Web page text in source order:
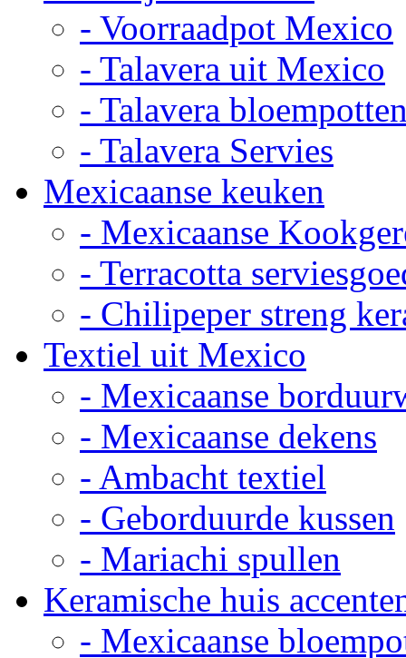
- Voorraadpot Mexico
- Talavera uit Mexico
- Talavera
- Talavera Servies
Mexicaanse keuken
- Mexicaanse
- Terracotta
- Chilipeper streng
Textiel uit Mexico
- Mexicaanse
- Mexicaanse dekens
- Ambacht textiel
- Geborduurde kussen
- Mariachi spullen
Keramische huis
- Mexicaanse